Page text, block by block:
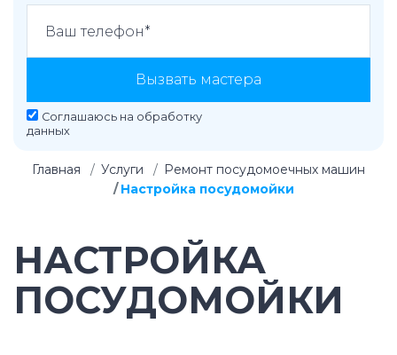
Вызвать мастера
Соглашаюсь на обработку
данных
Главная Услуги
Ремонт посудомоечных машин
Настройка посудомойки
НАСТРОЙКА
ПОСУДОМОЙКИ